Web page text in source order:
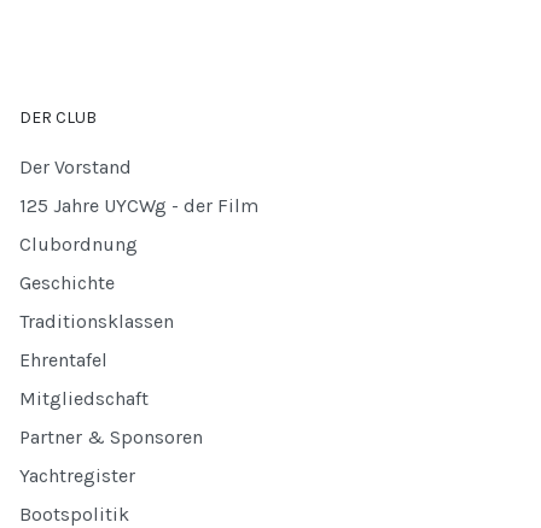
DER CLUB
Der Vorstand
125 Jahre UYCWg - der Film
Clubordnung
Geschichte
Traditionsklassen
Ehrentafel
Mitgliedschaft
Partner & Sponsoren
Yachtregister
Bootspolitik